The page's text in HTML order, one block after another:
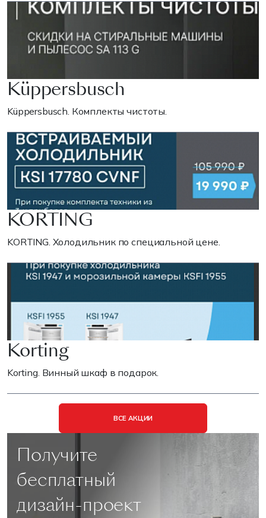
Küppersbusch
Küppersbusch. Комплекты чистоты.
KORTING
KORTING. Холодильник по специальной цене.
Korting
Korting. Винный шкаф в подарок.
ВСЕ АКЦИИ
Получите
бесплатный
дизайн-проект